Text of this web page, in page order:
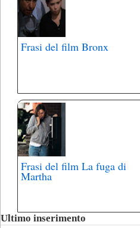
Frasi del film Bronx
Frasi del film La fuga di
Martha
Ultimo inserimento